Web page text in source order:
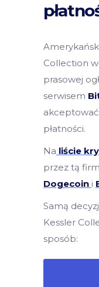
Collection
prasowej
serwisem
płatności.
Na liście
przez tą
Dogecoin i
Samą
Kessler
sposób: